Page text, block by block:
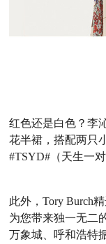
红色还是白色？李
花半裙，搭配两只
#TSYD# （天生一
此外，Tory Burch
为您带来独一无二
万象城、呼和浩特